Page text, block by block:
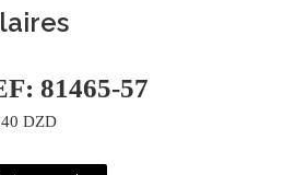
81465-57
DZD